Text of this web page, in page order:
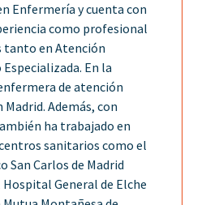
Enfermería y cuenta con
como profesional
tanto en Atención
En la
de atención
Además, con
ha trabajado en
sanitarios como el
San Carlos de Madrid
Hospital General de Elche